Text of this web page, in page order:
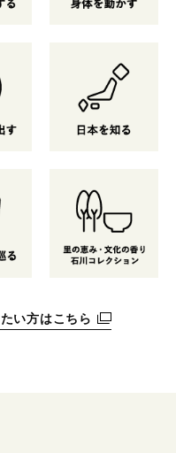
い方はこちら